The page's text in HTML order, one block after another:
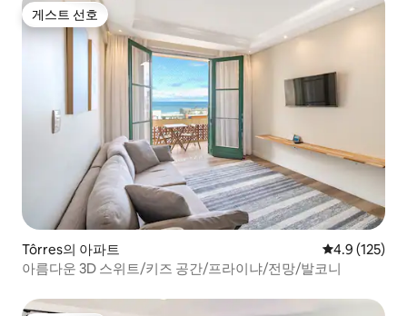
게스트 선호
게스트 선호
Tôrres의 아파트 평점 4.9점(5
4.9 (125)
아름다운 3D 스위트/키즈 공간/프라이냐/전망/발코니